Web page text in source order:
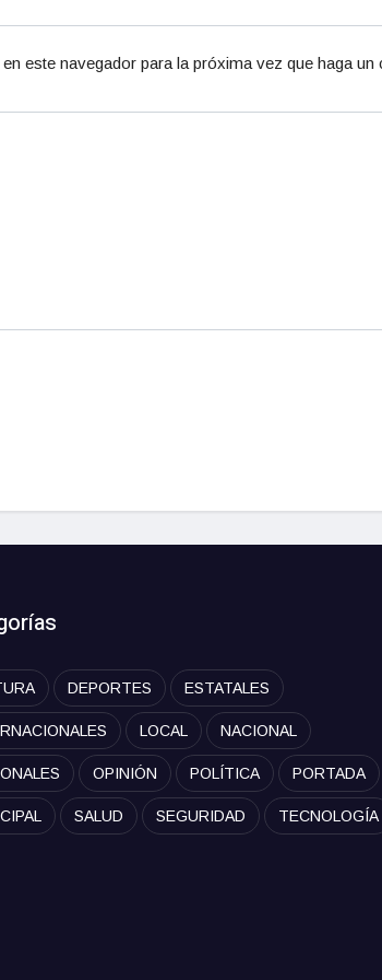
este navegador para la próxima vez que haga un
DEPORTES ESTATALES
LOCAL NACIONAL
OPINIÓN POLÍTICA PORTADA
SALUD SEGURIDAD TECNOLOGÍA